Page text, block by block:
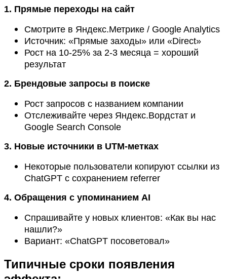
1. Прямые переходы на сайт
Смотрите в Яндекс.Метрике / Google Analytics
Источник: «Прямые заходы» или «Direct»
Рост на 10-25% за 2-3 месяца = хороший
результат
2. Брендовые запросы в поиске
Рост запросов с названием компании
Отслеживайте через Яндекс.Вордстат и
Google Search Console
3. Новые источники в UTM-метках
Некоторые пользователи копируют ссылки из
ChatGPT с сохранением referrer
4. Обращения с упоминанием AI
Спрашивайте у новых клиентов: «Как вы нас
нашли?»
Вариант: «ChatGPT посоветовал»
Типичные сроки появления